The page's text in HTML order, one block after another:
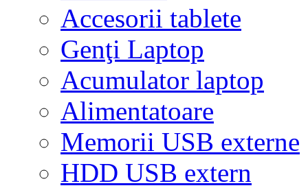
Accesorii tablete
Genţi Laptop
Acumulator laptop
Alimentatoare
Memorii USB externe
HDD USB extern